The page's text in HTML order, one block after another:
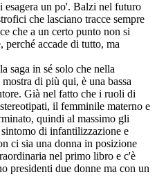
esagera un po'. Balzi nel futuro
che lasciano tracce sempre
che a un certo punto non si
perché accade di tutto, ma
saga in sé solo che nella
di più qui, è una bassa
Già nel fatto che i ruoli di
il femminile materno e
quindi al massimo gli
di infantilizzazione e
ci sia una donna in posizione
nel primo libro e c'è
presidenti due donne ma con un